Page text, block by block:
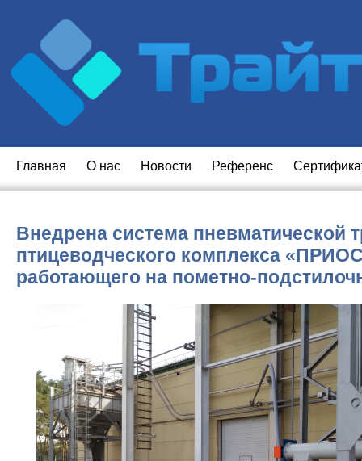
Главная O нас Новости Референс
Внедрена система пневматической
птицеводческого комплекса
работающего на пометно-